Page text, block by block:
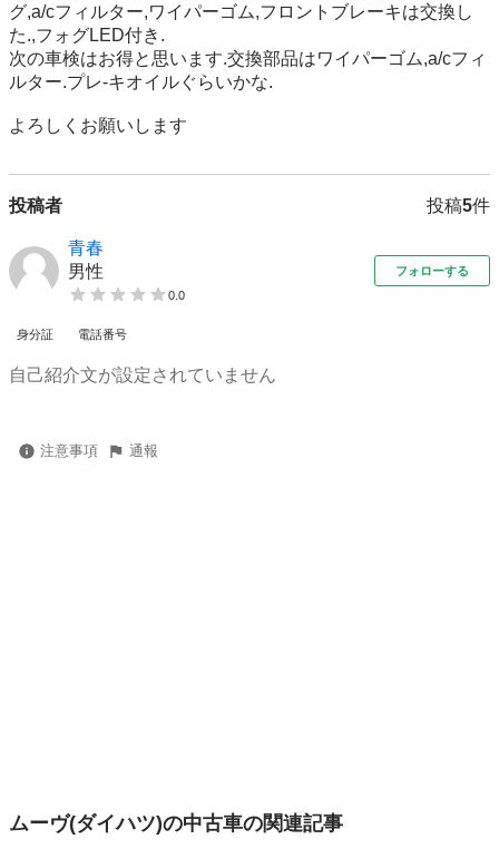
グ,a/cフィルター,ワイパーゴム,フロントブレーキは交換し
た.,フォグLED付き.
次の車検はお得と思います.交換部品はワイパーゴム,a/cフィ
ルター.プレ-キオイルぐらいかな.
よろしくお願いします
投稿者 投稿5件
青春
男性
0.0
フォローする
身分証 電話番号
自己紹介文が設定されていません
注意事項 通報
ムーヴ(ダイハツ)の中古車の関連記事